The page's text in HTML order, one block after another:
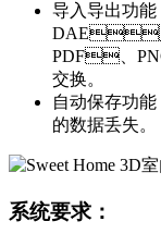
导入导出功能
PDF、
交换。
自动保存功能
的数据丢失。
系统要求：